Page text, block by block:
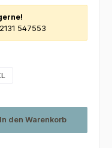
547553
In den Warenkorb